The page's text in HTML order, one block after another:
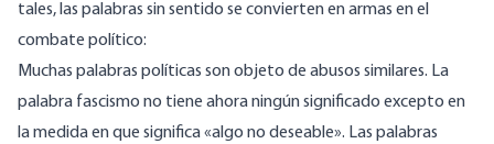
tales, las palabras sin sentido se convierten en armas en el
combate político:
Muchas palabras políticas son objeto de abusos similares. La
palabra fascismo no tiene ahora ningún significado excepto en
la medida en que significa «algo no deseable». Las palabras